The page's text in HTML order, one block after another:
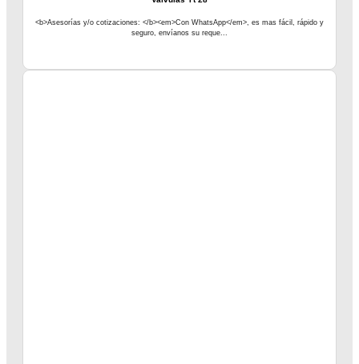
<b>Asesorías y/o cotizaciones: </b><em>Con WhatsApp</em>, es mas fácil, rápido y
seguro, envíanos su reque...